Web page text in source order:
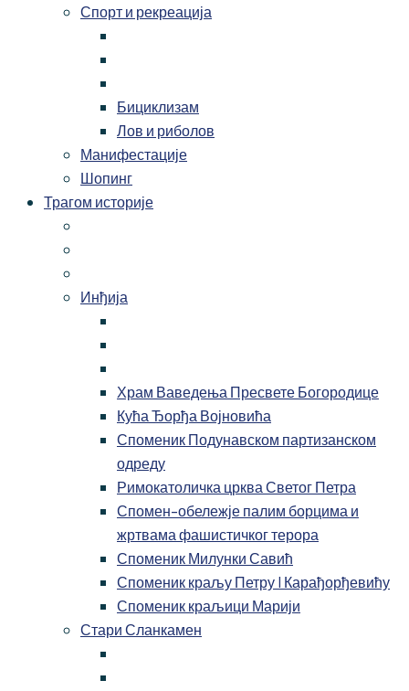
Спорт и рекреација
Бициклизам
Лов и риболов
Манифестације
Шопинг
Трагом историје
Инђија
Храм Ваведења Пресвете Богородице
Кућа Ђорђа Војновића
Споменик Подунавском партизанском
одреду
Римокатоличка црква Светог Петра
Спомен-обележје палим борцима и
жртвама фашистичког терора
Споменик Милунки Савић
Споменик краљу Петру I Карађорђевићу
Споменик краљици Марији
Стари Сланкамен